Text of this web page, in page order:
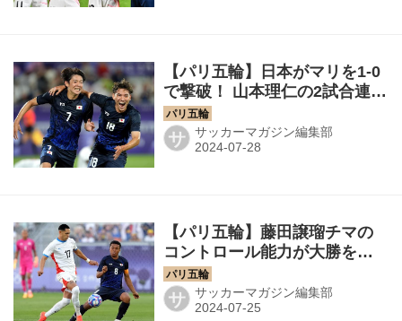
【パリ五輪】日本がマリを1-0
で撃破！ 山本理仁の2試合連続
ゴールに守備陣の粘りのブロ
ックでベスト8進出決定！
◎GS第2戦
サ サッカーマガジン編集部
【パリ五輪】藤田譲瑠チマの
コントロール能力が大勝を呼
び込む。「バリエーションも
ありましたし、内容的にもす
ごく良かった」
サ サッカーマガジン編集部